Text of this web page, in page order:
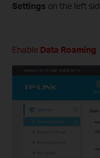
Settings on the left
Enable Data Roaming